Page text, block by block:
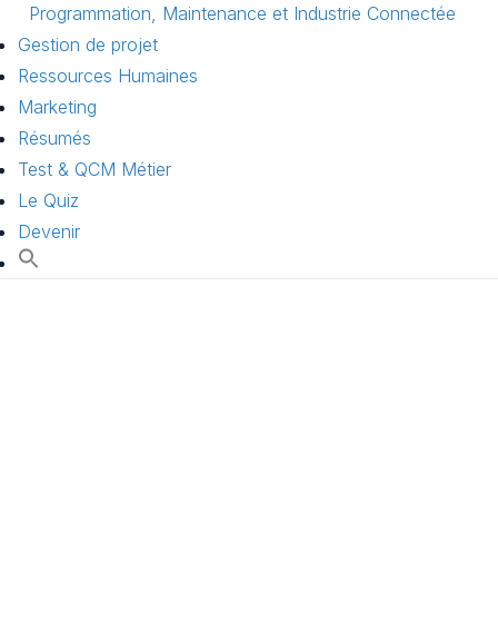
Programmation, Maintenance et Industrie Connectée
Gestion de projet
Ressources Humaines
Marketing
Résumés
Test & QCM Métier
Le Quiz
Devenir